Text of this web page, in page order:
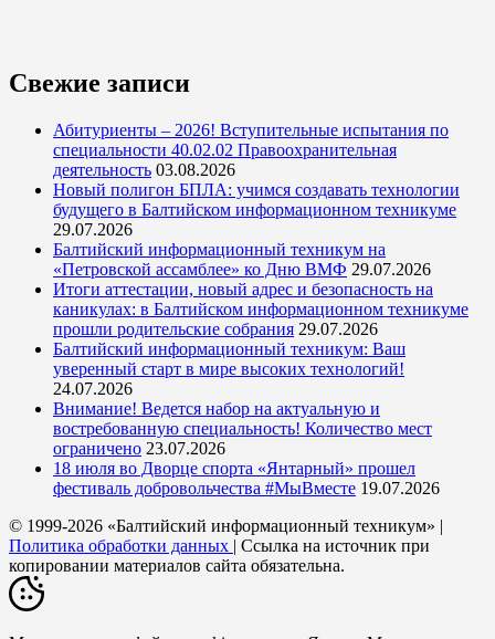
Свежие записи
Абитуриенты – 2026! Вступительные испытания по
специальности 40.02.02 Правоохранительная
деятельность 03.08.2026
Новый полигон БПЛА: учимся создавать технологии
будущего в Балтийском информационном техникуме
29.07.2026
Балтийский информационный техникум на
«Петровской ассамблее» ко Дню ВМФ 29.07.2026
Итоги аттестации, новый адрес и безопасность на
каникулах: в Балтийском информационном техникуме
прошли родительские собрания 29.07.2026
Балтийский информационный техникум: Ваш
уверенный старт в мире высоких технологий!
24.07.2026
Внимание! Ведется набор на актуальную и
востребованную специальность! Количество мест
ограничено 23.07.2026
18 июля во Дворце спорта «Янтарный» прошел
фестиваль добровольчества #МыВместе 19.07.2026
© 1999-2026 «Балтийский информационный техникум» |
Политика обработки данных | Ссылка на источник при
копировании материалов сайта обязательна.